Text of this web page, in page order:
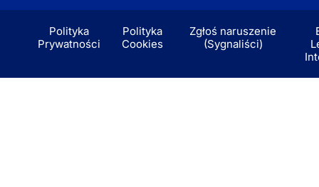
Polityka
Prywatności
Polityka
Cookies
Zgłoś naruszenie
(Sygnaliści)